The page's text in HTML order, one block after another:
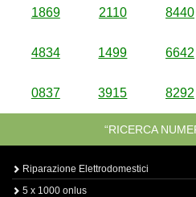
1869 2110 8440
4834 1499 6642
0837 3915 8292
“RICERCA
Riparazione Elettrodomestici
5 x 1000 onlus